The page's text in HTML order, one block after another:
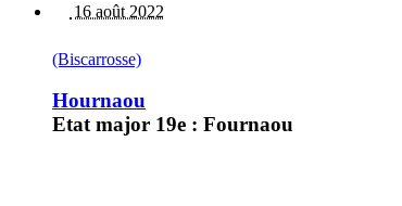
16 août 2022
(Biscarrosse)
Hournaou
Etat major 19e : Fournaou